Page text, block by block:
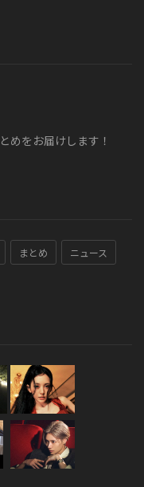
めをお届けします！
まとめ ニュース